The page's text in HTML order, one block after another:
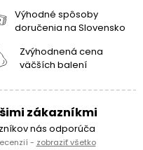
Výhodné spôsoby
doručenia na Slovensko
Zvýhodnená cena
väčších balení
zákazníkmi
nás odporúča
- zobraziť všetko